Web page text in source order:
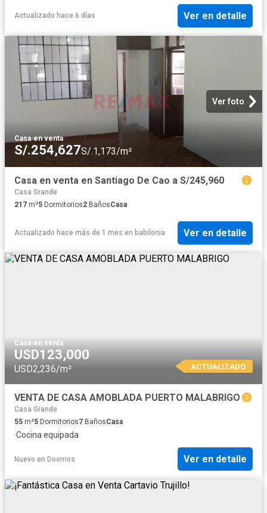
Actualizado hace 6 días Ver en detalle
Ver foto
Casa·en venta
S/.254,627S/.1,173/m²
Casa en venta en Santiago De Cao a S/245,960
Casa Grande
217 m²5 Dormitorios2 BañosCasa
Actualizado hace más de 1 mes en babilonia Ver en detalle
Casa·en venta
USD123,000
USD2,236/m² ACTUALIZADO
VENTA DE CASA AMOBLADA PUERTO MALABRIGO
Casa Grande
55 m²5 Dormitorios7 BañosCasa
·Cocina equipada
Nuevo en Doomos Ver en detalle